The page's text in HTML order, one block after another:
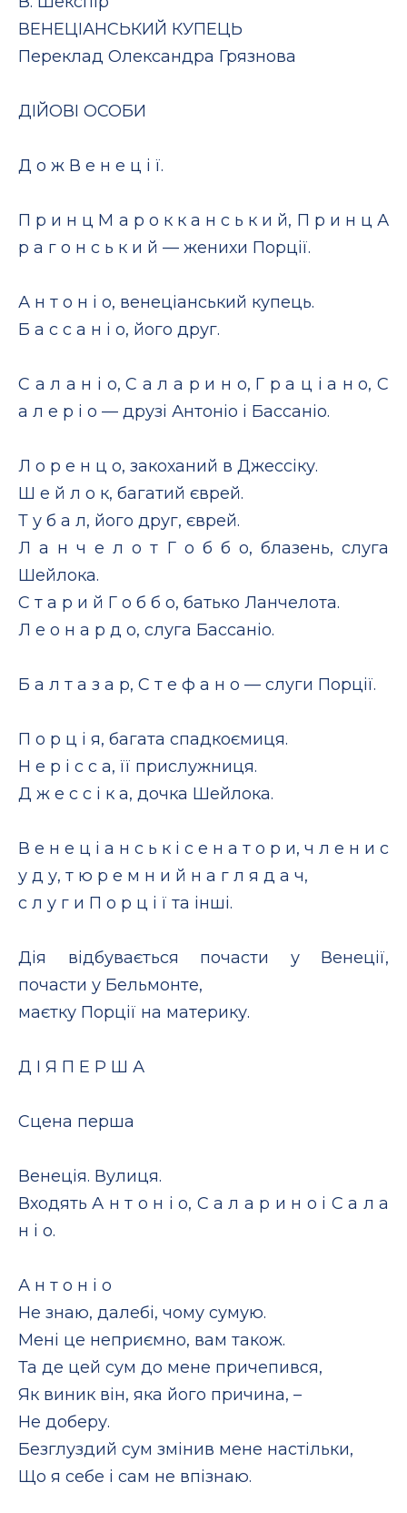
ВЕНЕЦІАНСЬКИЙ КУПЕЦЬ
Переклад Олександра Грязнова
ДІЙОВІ ОСОБИ
Д о ж В е н е ц і ї.
П р и н ц М а р о к к а н с ь к и й, П р и н ц А
р а г о н с ь к и й — женихи Порції.
А н т о н і о, венеціанський купець.
Б а с с а н і о, його друг.
С а л а н і о, С а л а р и н о, Г р а ц і а н о, С
а л е р і о — друзі Антоніо і Бассаніо.
Л о р е н ц о, закоханий в Джессіку.
Ш е й л о к, багатий єврей.
Т у б а л, його друг, єврей.
Л а н ч е л о т Г о б б о, блазень, слуга
Шейлока.
С т а р и й Г о б б о, батько Ланчелота.
Л е о н а р д о, слуга Бассаніо.
Б а л т а з а р, С т е ф а н о — слуги Порції.
П о р ц і я, багата спадкоємиця.
Н е р і с с а, її прислужниця.
Д ж е с с і к а, дочка Шейлока.
В е н е ц і а н с ь к і с е н а т о р и, ч л е н и с
у д у, т ю р е м н и й н а г л я д а ч,
с л у г и П о р ц і ї та інші.
Дія відбувається почасти у Венеції,
почасти у Бельмонте,
маєтку Порції на материку.
Д І Я П Е Р Ш А
Сцена перша
Венеція. Вулиця.
Входять А н т о н і о, С а л а р и н о і С а л а
н і о.
А н т о н і о
Не знаю, далебі, чому сумую.
Мені це неприємно, вам також.
Та де цей сум до мене причепився,
Як виник він, яка його причина, –
Не доберу.
Безглуздий сум змінив мене настільки,
Що я себе і сам не впізнаю.